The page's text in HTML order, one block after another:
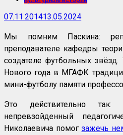
07.11.201413.05.2024
Мы помним Паскина:
преподавателе кафедры
создателе футбольных
Нового года в МГАФК
мини-футболу памяти
Это действительно
непревзойденный
Николаевича помогзажечь